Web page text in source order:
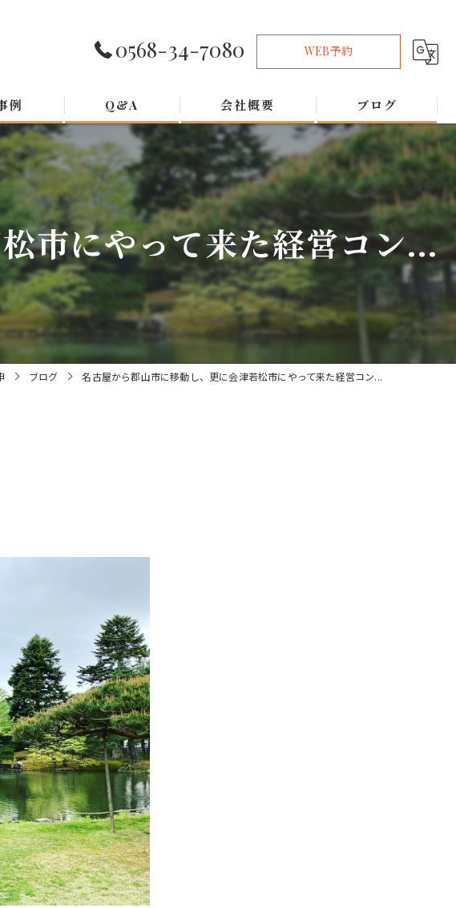
0568-34-7080 WEB予約
例 Q&A 会社概要 ブログ
市にやって来た経営コン...
ブログ 名古屋から郡山市に移動し、更に会津若松市にやって来た経営コン...